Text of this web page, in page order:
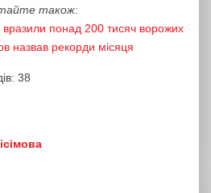
також:
понад 200 тисяч ворожих
назвав рекорди місяця
38